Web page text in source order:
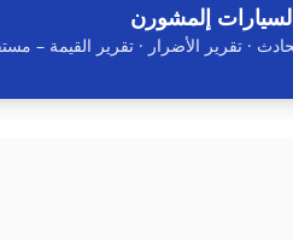
إلمشورن
· تقرير الأضرار · تقرير القيمة –